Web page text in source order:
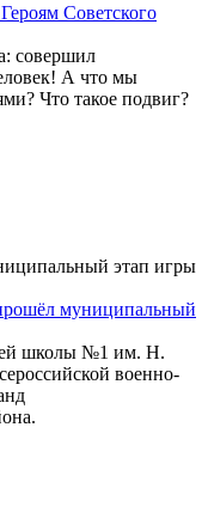
Советского
совершил
А что мы
Что такое подвиг?
муниципальный
школы №1 им. Н.
военно-